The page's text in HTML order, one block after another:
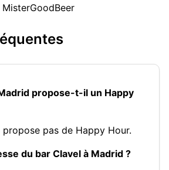
propose-t-il un Happy
pas de Happy Hour.
du bar Clavel à Madrid ?